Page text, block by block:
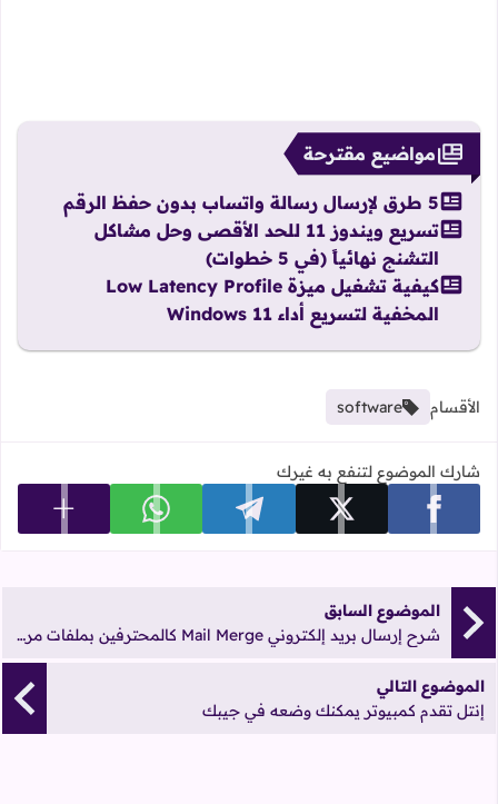
مواضيع مقترحة
5 طرق لإرسال رسالة واتساب بدون حفظ الرقم
تسريع ويندوز 11 للحد الأقصى وحل مشاكل
التشنج نهائياً (في 5 خطوات)
كيفية تشغيل ميزة Low Latency Profile
المخفية لتسريع أداء Windows 11
الأقسام software
شارك الموضوع لتنفع به غيرك
شارك على facebook شارك على x شارك على telegram شارك على whatsapp عرض
الموضوع السابق
شرح إرسال بريد إلكتروني Mail Merge كالمحترفين بملفات مرفقة
الموضوع التالي
إنتل تقدم كمبيوتر يمكنك وضعه في جيبك